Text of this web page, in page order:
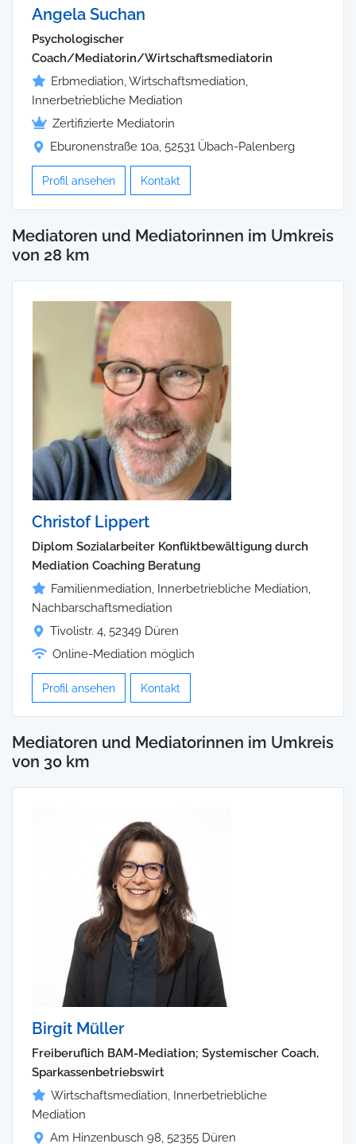
Angela Suchan
Psychologischer
Coach/Mediatorin/Wirtschaftsmediatorin
Erbmediation, Wirtschaftsmediation,
Innerbetriebliche Mediation
Zertifizierte Mediatorin
Eburonenstraße 10a, 52531 Übach-Palenberg
Profil ansehen Kontakt
Mediatoren und Mediatorinnen im Umkreis
von 28 km
Christof Lippert
Diplom Sozialarbeiter Konfliktbewältigung durch
Mediation Coaching Beratung
Familienmediation, Innerbetriebliche Mediation,
Nachbarschaftsmediation
Tivolistr. 4, 52349 Düren
Online-Mediation möglich
Profil ansehen Kontakt
Mediatoren und Mediatorinnen im Umkreis
von 30 km
Birgit Müller
Freiberuflich BAM-Mediation; Systemischer Coach,
Sparkassenbetriebswirt
Wirtschaftsmediation, Innerbetriebliche
Mediation
Am Hinzenbusch 98, 52355 Düren